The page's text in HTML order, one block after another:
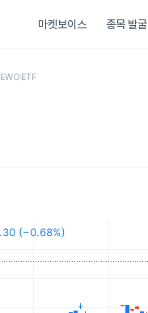
마켓보이스 종목 발굴
EWOETF